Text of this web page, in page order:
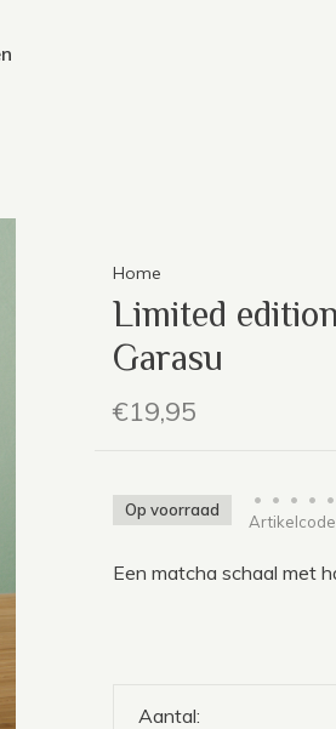
Home
Limited
Garasu
€19,95
Op voorraad
• • • •
•
Artikelcode
Een matcha schaal met
Aantal: